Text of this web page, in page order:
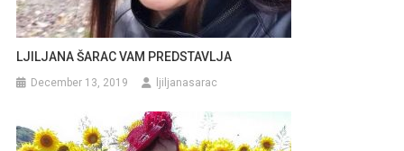
LJILJANA ŠARAC VAM PREDSTAVLJA
December 13, 2019 ljiljanasarac